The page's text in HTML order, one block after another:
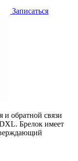
Записаться
обратной связи
Брелок имеет